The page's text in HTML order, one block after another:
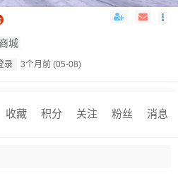
城
录 3个月前 (05-08)
收藏 积分 关注 粉丝 消息